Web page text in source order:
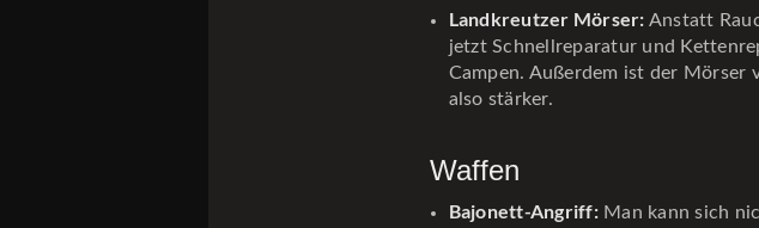
Landkreutzer Mörser: Anstatt
jetzt Schnellreparatur und
Campen. Außerdem ist der
also stärker.
Waffen
Bajonett-Angriff:Man kann sich